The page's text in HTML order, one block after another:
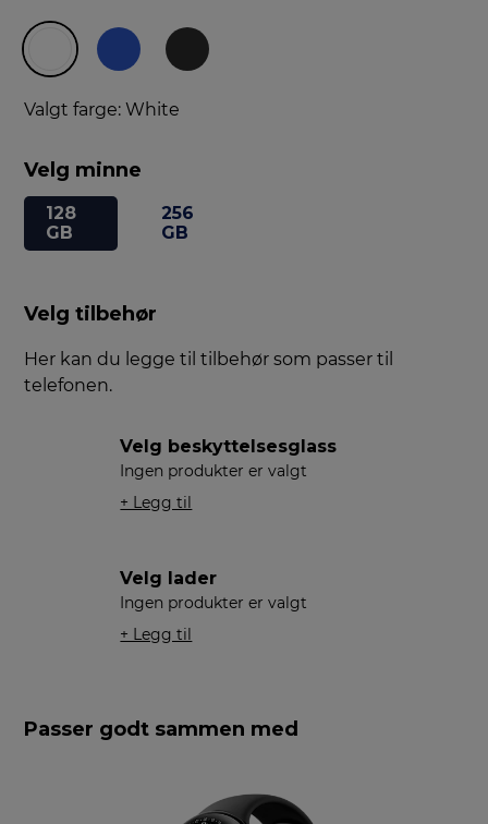
Valgt farge: White
Velg minne
128
GB
256
GB
Velg tilbehør
Her kan du legge til tilbehør som passer til
telefonen.
Velg beskyttelsesglass
Ingen produkter er valgt
+ Legg til
Velg lader
Ingen produkter er valgt
+ Legg til
Passer godt sammen med